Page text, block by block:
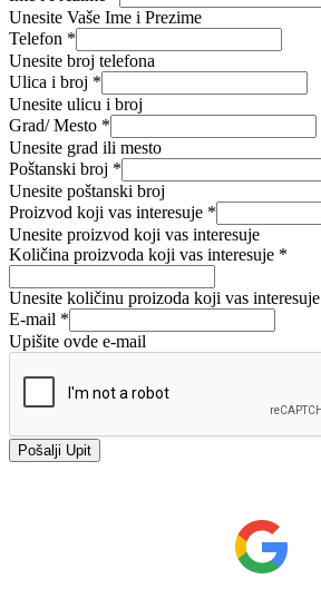
Unesite Vaše Ime i Prezime
Telefon *
Unesite broj telefona
Ulica i broj *
Unesite ulicu i broj
Grad/ Mesto *
Unesite grad ili mesto
Poštanski broj *
Unesite poštanski broj
vas
Prezime
vas
Proizvod koji vas interesuje *
Unesite proizvod koji vas interesuje
Količina proizvoda koji vas interesuje *
Unesite količinu proizoda koji vas interesuje
E-mail *
Upišite ovde e-mail
Pošalji Upit